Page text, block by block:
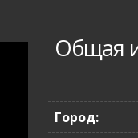
Общая
Город: